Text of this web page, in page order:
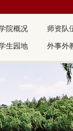
院概况 师资队
生园地 外事外